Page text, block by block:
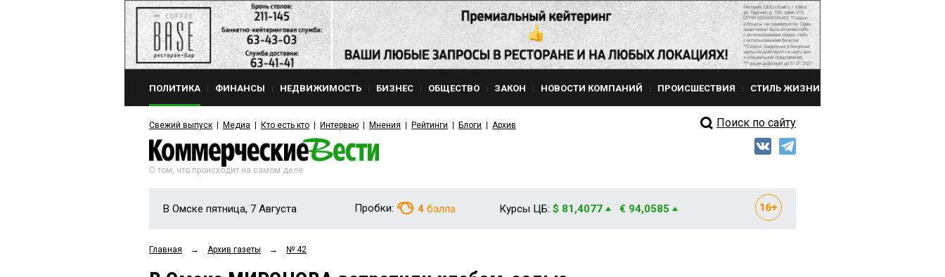
ПОЛИТИКА ФИНАНСЫ НЕДВИЖИМОСТЬ БИЗНЕС ОБЩЕСТВО ЗАКОН НОВОСТИ КОМПАНИЙ ПРОИСШЕСТВИЯ СТИЛЬ ЖИЗНИ
Свежий выпуск Медиа Кто есть кто Интервью Мнения Рейтинги Блоги Архив Поиск по сайту
О том, что происходит на самом деле
В Омске пятница, 7 Августа Пробки: 4 балла Курсы ЦБ: $ 81,4077 € 94,0585
Главная → Архив газеты → № 42